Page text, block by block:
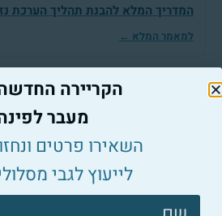
המדריך המלא להבנת תהליך הערכת
למאמר המלא ←
שמאי נזקים
הקריירה
מעבר
השאירו פרטים
לייעוץ לגבי
צרו